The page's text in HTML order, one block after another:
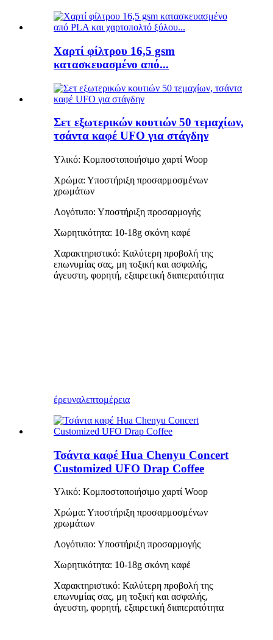
Χαρτί φίλτρου 16,5 gsm
κατασκευασμένο από...
Σετ εξωτερικών κουτιών 50 τεμαχίων,
τσάντα καφέ UFO για στάγδην
Υλικό: Κομποστοποιήσιμο χαρτί Woop
Χρώμα: Υποστήριξη προσαρμοσμένων
χρωμάτων
Λογότυπο: Υποστήριξη προσαρμογής
Χωρητικότητα: 10-18g σκόνη καφέ
Χαρακτηριστικό: Καλύτερη προβολή της
επωνυμίας σας, μη τοξική και ασφαλής,
άγευστη, φορητή, εξαιρετική διαπερατότητα
έρευναλεπτομέρεια
Τσάντα καφέ Hua Chenyu Concert
Customized UFO Drap Coffee
Υλικό: Κομποστοποιήσιμο χαρτί Woop
Χρώμα: Υποστήριξη προσαρμοσμένων
χρωμάτων
Λογότυπο: Υποστήριξη προσαρμογής
Χωρητικότητα: 10-18g σκόνη καφέ
Χαρακτηριστικό: Καλύτερη προβολή της
επωνυμίας σας, μη τοξική και ασφαλής,
άγευστη, φορητή, εξαιρετική διαπερατότητα